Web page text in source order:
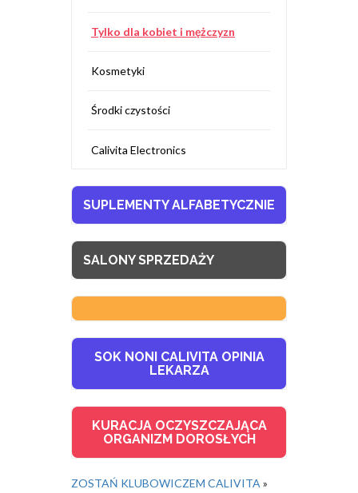
Tylko dla kobiet i mężczyzn
Kosmetyki
Środki czystości
Calivita Electronics
SUPLEMENTY ALFABETYCZNIE
SALONY SPRZEDAŻY
SOK NONI CALIVITA OPINIA
LEKARZA
KURACJA OCZYSZCZAJĄCA
ORGANIZM DOROSŁYCH
ZOSTAŃ KLUBOWICZEM CALIVITA »